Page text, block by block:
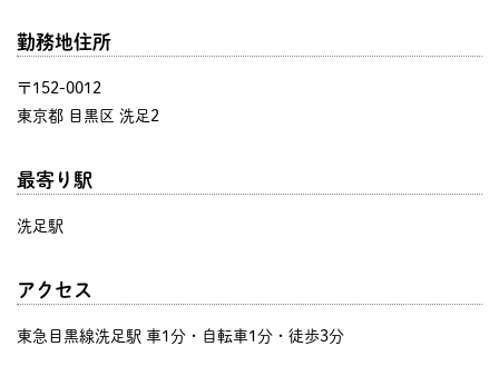
勤務地住所
〒152-0012
東京都 目黒区 洗足2
最寄り駅
洗足駅
アクセス
東急目黒線洗足駅 車1分・自転車1分・徒歩3分